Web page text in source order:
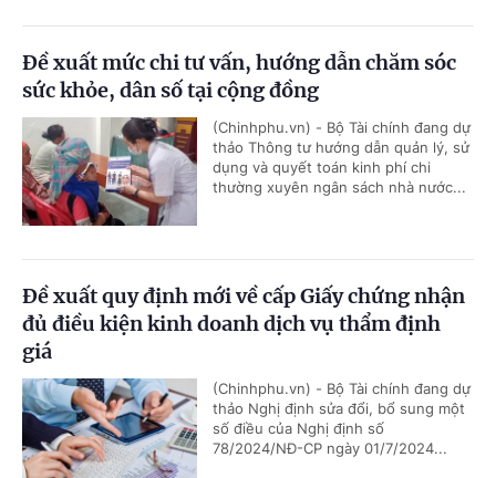
Đề xuất mức chi tư vấn, hướng dẫn chăm sóc
sức khỏe, dân số tại cộng đồng
(Chinhphu.vn) - Bộ Tài chính đang dự
thảo Thông tư hướng dẫn quản lý, sử
dụng và quyết toán kinh phí chi
thường xuyên ngân sách nhà nước...
Đề xuất quy định mới về cấp Giấy chứng nhận
đủ điều kiện kinh doanh dịch vụ thẩm định
giá
(Chinhphu.vn) - Bộ Tài chính đang dự
thảo Nghị định sửa đổi, bổ sung một
số điều của Nghị định số
78/2024/NĐ-CP ngày 01/7/2024...